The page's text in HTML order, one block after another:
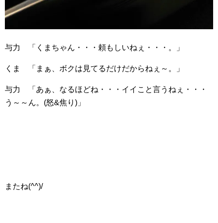
与力 「くまちゃん・・・頼もしいねぇ・・・。」
くま 「まぁ、ボクは見てるだけだからねぇ～。」
与力 「あぁ、なるほどね・・・イイこと言うねぇ・・・
う～～ん。(怒&焦り)」
またね(^^)/